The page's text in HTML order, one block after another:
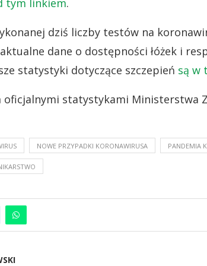
tym linkiem.
dziś liczby testów na
dane o dostępności łóżek i
statystyki dotyczące szczepień są w
oficjalnymi statystykami Ministerstwa
NOWE PRZYPADKI KORONAWIRUSA PANDEMIA